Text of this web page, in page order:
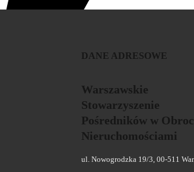
DANE ADRESOWE
Warszawskie
Stowarzyszenie
Pośredników w
Nieruchomościami
ul. Nowogrodzka 19/3, 00-511